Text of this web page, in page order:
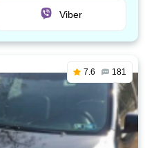
Viber
7.6 181